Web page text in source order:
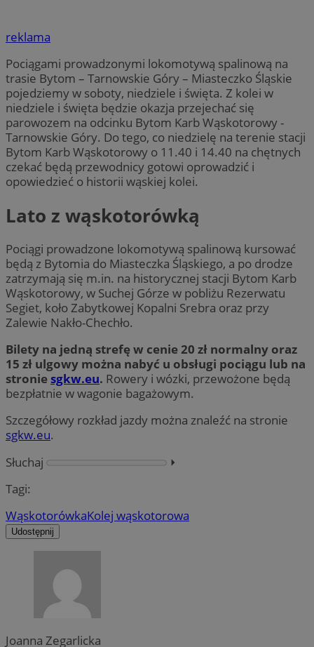
reklama
Pociągami prowadzonymi lokomotywą spalinową na
trasie Bytom – Tarnowskie Góry – Miasteczko Śląskie
pojedziemy w soboty, niedziele i święta. Z kolei w
niedziele i święta będzie okazja przejechać się
parowozem na odcinku Bytom Karb Wąskotorowy -
Tarnowskie Góry. Do tego, co niedzielę na terenie stacji
Bytom Karb Wąskotorowy o 11.40 i 14.40 na chętnych
czekać będą przewodnicy gotowi oprowadzić i
opowiedzieć o historii wąskiej kolei.
Lato z wąskotorówką
Pociągi prowadzone lokomotywą spalinową kursować
będą z Bytomia do Miasteczka Śląskiego, a po drodze
zatrzymają się m.in. na historycznej stacji Bytom Karb
Wąskotorowy, w Suchej Górze w pobliżu Rezerwatu
Segiet, koło Zabytkowej Kopalni Srebra oraz przy
Zalewie Nakło-Chechło.
Bilety na jedną strefę w cenie 20 zł normalny oraz
15 zł ulgowy można nabyć u obsługi pociągu lub na
stroniesgkw.eu. Rowery i wózki, przewożone będą
bezpłatnie w wagonie bagażowym.
Szczegółowy rozkład jazdy można znaleźć na stronie
sgkw.eu.
Słuchaj
⏵︎
Tagi:
WąskotorówkaKolej wąskotorowa
Udostępnij
Joanna Zegarlicka